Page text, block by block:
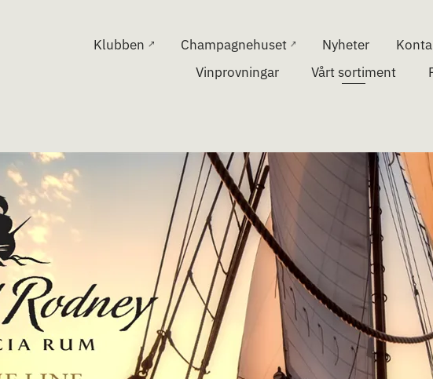
Klubben Champagnehuset Nyheter
Vinprovningar
Vårt sortiment